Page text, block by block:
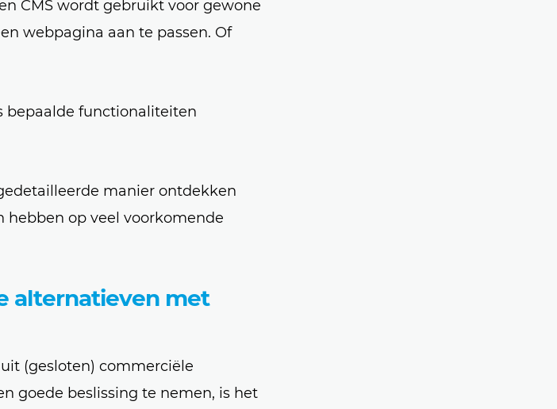
CMS wordt gebruikt voor gewone
webpagina aan te passen. Of
bepaalde functionaliteiten
manier ontdekken
op veel voorkomende
alternatieven met
(gesloten) commerciële
goede beslissing te nemen, is het